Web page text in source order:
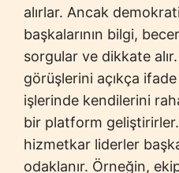
alırlar. Ancak
başkalarının bilgi,
sorgular ve dikkate
görüşlerini açıkça
işlerinde kendilerini
bir platform
hizmetkar liderler
odaklanır. Örneğin,